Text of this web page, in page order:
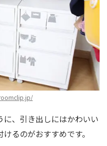
に、引き出しにはかわいい
るのがおすすめです。